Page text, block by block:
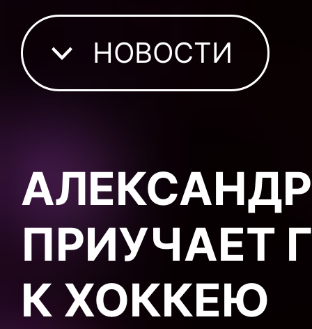
НОВОСТИ
ПРИУЧАЕТ
К ХОККЕЮ